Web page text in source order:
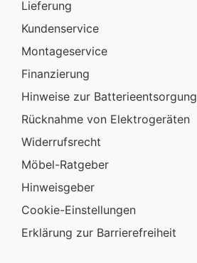
Lieferung
Kundenservice
Montageservice
Finanzierung
Hinweise zur Batterieentsorgung
Rücknahme von Elektrogeräten
Widerrufsrecht
Möbel-Ratgeber
Hinweisgeber
Cookie-Einstellungen
Erklärung zur Barrierefreiheit